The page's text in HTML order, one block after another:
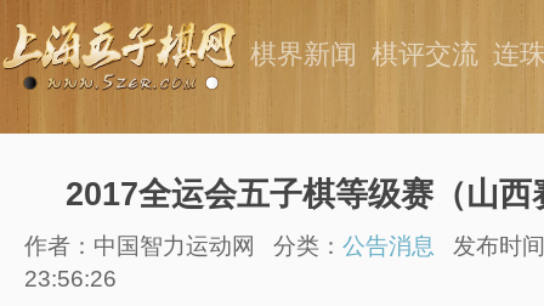
棋界新闻 棋评交流 连
2017全运会五子棋等级赛（山西
作者：中国智力运动网 分类： 公告消息
发布时
23:56:26